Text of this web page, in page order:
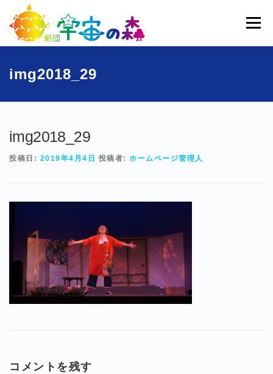
ッ
メニュー
ホーム 宇宙の森とは
img2018_29
img2018_29
投稿日: 2019年4月4日 投稿者: ホームページ管理人
コメントを残す